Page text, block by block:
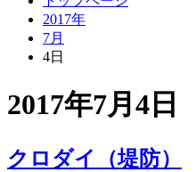
2017年
7月
4日
2017年7月4日
クロダイ（堤防）